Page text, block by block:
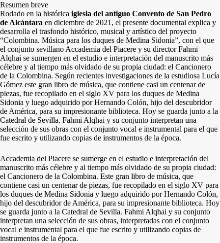
Resumen breve
Rodado en la histórica iglesia del antiguo Convento de San Pedro
de Alcántara en diciembre de 2021, el presente documental explica y
desarrolla el trasfondo histórico, musical y artístico del proyecto
“Colombina. Música para los duques de Medina Sidonia”, con el que
el conjunto sevillano Accademia del Piacere y su director Fahmi
Alqhai se sumergen en el estudio e interpretación del manuscrito más
célebre y al tiempo más olvidado de su propia ciudad: el Cancionero
de la Colombina. Según recientes investigaciones de la estudiosa Lucía
Gómez este gran libro de música, que contiene casi un centenar de
piezas, fue recopilado en el siglo XV para los duques de Medina
Sidonia y luego adquirido por Hernando Colón, hijo del descubridor
de América, para su impresionante biblioteca. Hoy se guarda junto a la
Catedral de Sevilla. Fahmi Alqhai y su conjunto interpretan una
selección de sus obras con el conjunto vocal e instrumental para el que
fue escrito y utilizando copias de instrumentos de la época.
Accademia del Piacere se sumerge en el estudio e interpretación del
manuscrito más célebre y al tiempo más olvidado de su propia ciudad:
el Cancionero de la Colombina. Este gran libro de música, que
contiene casi un centenar de piezas, fue recopilado en el siglo XV para
los duques de Medina Sidonia y luego adquirido por Hernando Colón,
hijo del descubridor de América, para su impresionante biblioteca. Hoy
se guarda junto a la Catedral de Sevilla. Fahmi Alqhai y su conjunto
interpretan una selección de sus obras, interpretadas con el conjunto
vocal e instrumental para el que fue escrito y utilizando copias de
instrumentos de la época.